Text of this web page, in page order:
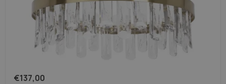
€137,00